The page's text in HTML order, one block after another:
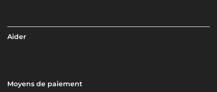
Aider
Moyens de paiement